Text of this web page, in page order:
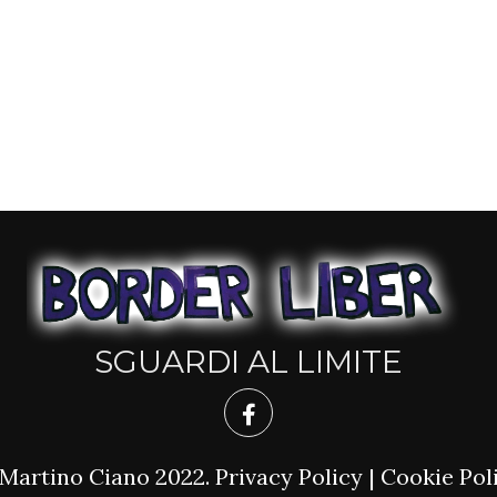
SGUARDI AL LIMITE
Ciano 2022. Privacy Policy | Cookie